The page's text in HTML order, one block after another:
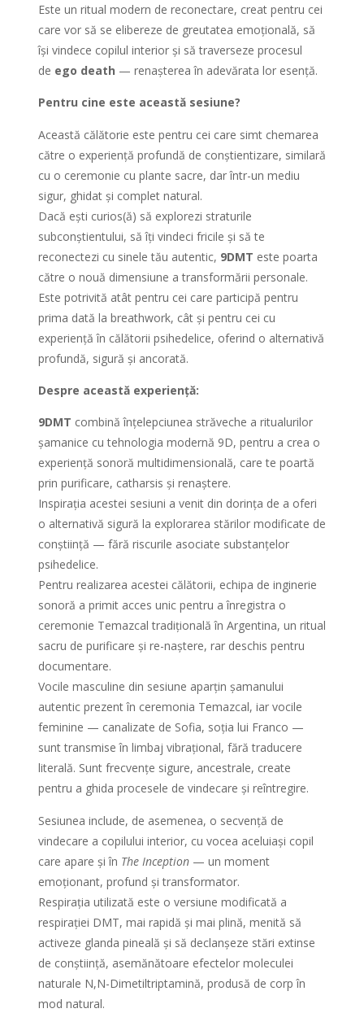
Este un ritual modern de reconectare, creat pentru cei
care vor să se elibereze de greutatea emoțională, să
își vindece copilul interior și să traverseze procesul
de ego death — renașterea în adevărata lor esență.
Pentru cine este această sesiune?
Această călătorie este pentru cei care simt chemarea
către o experiență profundă de conștientizare, similară
cu o ceremonie cu plante sacre, dar într-un mediu
sigur, ghidat și complet natural.
Dacă ești curios(ă) să explorezi straturile
subconștientului, să îți vindeci fricile și să te
reconectezi cu sinele tău autentic, 9DMT este poarta
către o nouă dimensiune a transformării personale.
Este potrivită atât pentru cei care participă pentru
prima dată la breathwork, cât și pentru cei cu
experiență în călătorii psihedelice, oferind o alternativă
profundă, sigură și ancorată.
Despre această experiență:
9DMT combină înțelepciunea străveche a ritualurilor
șamanice cu tehnologia modernă 9D, pentru a crea o
experiență sonoră multidimensională, care te poartă
prin purificare, catharsis și renaștere.
Inspirația acestei sesiuni a venit din dorința de a oferi
o alternativă sigură la explorarea stărilor modificate de
conștiință — fără riscurile asociate substanțelor
psihedelice.
Pentru realizarea acestei călătorii, echipa de inginerie
sonoră a primit acces unic pentru a înregistra o
ceremonie Temazcal tradițională în Argentina, un ritual
sacru de purificare și re-naștere, rar deschis pentru
documentare.
Vocile masculine din sesiune aparțin șamanului
autentic prezent în ceremonia Temazcal, iar vocile
feminine — canalizate de Sofia, soția lui Franco —
sunt transmise în limbaj vibrațional, fără traducere
literală. Sunt frecvențe sigure, ancestrale, create
pentru a ghida procesele de vindecare și reîntregire.
Sesiunea include, de asemenea, o secvență de
vindecare a copilului interior, cu vocea aceluiași copil
care apare și în The Inception— un moment
emoționant, profund și transformator.
Respirația utilizată este o versiune modificată a
respirației DMT, mai rapidă și mai plină, menită să
activeze glanda pineală și să declanșeze stări extinse
de conștiință, asemănătoare efectelor moleculei
naturale N,N-Dimetiltriptamină, produsă de corp în
mod natural.